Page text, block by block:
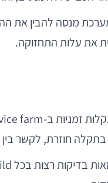
מנסה להבין את
את עלות התחזוקה.